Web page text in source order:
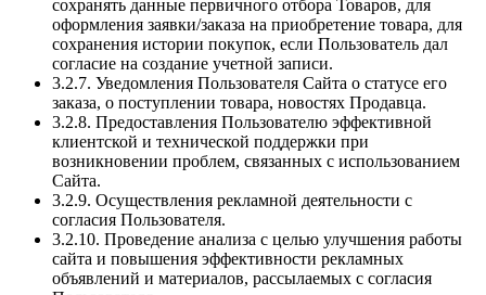
сохранять данные первичного отбора Товаров, для
оформления заявки/заказа на приобретение товара, для
сохранения истории покупок, если Пользователь дал
согласие на создание учетной записи.
3.2.7. Уведомления Пользователя Сайта о статусе его
заказа, о поступлении товара, новостях Продавца.
3.2.8. Предоставления Пользователю эффективной
клиентской и технической поддержки при
возникновении проблем, связанных с использованием
Сайта.
3.2.9. Осуществления рекламной деятельности с
согласия Пользователя.
3.2.10. Проведение анализа с целью улучшения работы
сайта и повышения эффективности рекламных
объявлений и материалов, рассылаемых с согласия